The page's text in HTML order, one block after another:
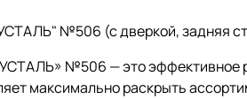
№506 (с дверкой, задняя
№506 — это эффективное
максимально раскрыть